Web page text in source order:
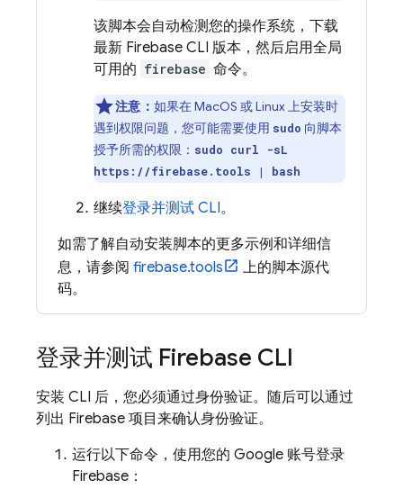
该脚本会自动检测您的操作系统，下载
最新 Firebase CLI 版本，然后启用全局
可用的 firebase 命令。
注意： 如果在 MacOS 或 Linux 上安装时
遇到权限问题，您可能需要使用 sudo 向脚本
授予所需的权限： sudo curl -sL
https://firebase.tools | bash
继续登录并测试 CLI。
如需了解自动安装脚本的更多示例和详细信
息，请参阅 firebase.tools
上的脚本源代
码。
登录并测试 Firebase CLI
安装 CLI 后，您必须通过身份验证。随后可以通过
列出 Firebase 项目来确认身份验证。
运行以下命令，使用您的 Google 账号登录
Firebase：